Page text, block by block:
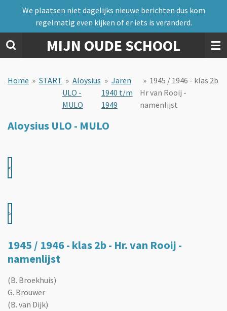
naar
de
hoofdinhoud
MIJN OUDE SCHOOL
We plaatsen niet dagelijks nieuwe berichten dus kom
regelmatig even kijken of er iets is veranderd.
Home » START » Aloysius
ULO -
MULO
» Jaren
1940 t/m
1949
» 1945 / 1946 - klas 2b
Hr van Rooij -
namenlijst
Aloysius ULO - MULO
<
>
1945 / 1946 - klas 2b - Hr. van Rooij -
namenlijst
(B. Broekhuis)
G. Brouwer
(B. van Dijk)